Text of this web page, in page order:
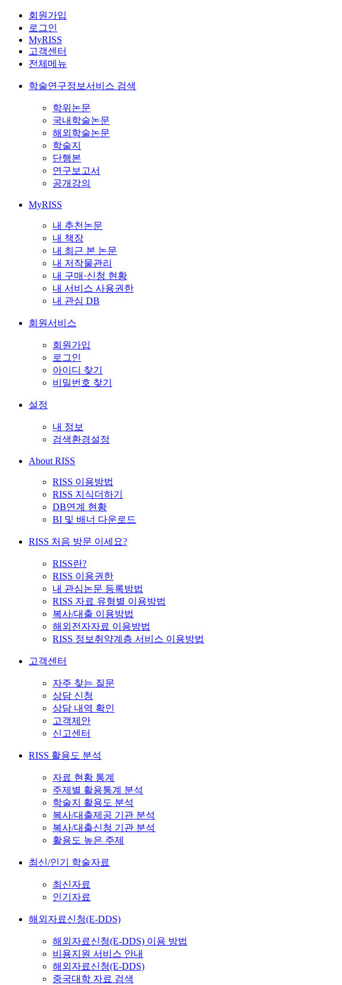
회원가입
로그인
MyRISS
고객센터
전체메뉴
학술연구정보서비스 검색
학위논문
국내학술논문
해외학술논문
학술지
단행본
연구보고서
공개강의
MyRISS
내 추천논문
내 책장
내 최근 본 논문
내 저작물관리
내 구매·신청 현황
내 서비스 사용권한
내 관심 DB
회원서비스
회원가입
로그인
아이디 찾기
비밀번호 찾기
설정
내 정보
검색환경설정
About RISS
RISS 이용방법
RISS 지식더하기
DB연계 현황
BI 및 배너 다운로드
RISS 처음 방문 이세요?
RISS란?
RISS 이용권한
내 관심논문 등록방법
RISS 자료 유형별 이용방법
복사/대출 이용방법
해외전자자료 이용방법
RISS 정보취약계층 서비스 이용방법
고객센터
자주 찾는 질문
상담 신청
상담 내역 확인
고객제안
신고센터
RISS 활용도 분석
자료 현황 통계
주제별 활용통계 분석
학술지 활용도 분석
복사/대출제공 기관 분석
복사/대출신청 기관 분석
활용도 높은 주제
최신/인기 학술자료
최신자료
인기자료
해외자료신청(E-DDS)
해외자료신청(E-DDS) 이용 방법
비용지원 서비스 안내
해외자료신청(E-DDS)
중국대학 자료 검색